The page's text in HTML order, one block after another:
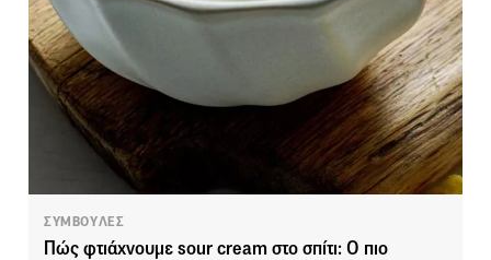
ΣΥΜΒΟΥΛΕΣ
Πώς φτιάχνουμε sour cream στο σπίτι: Ο πιο